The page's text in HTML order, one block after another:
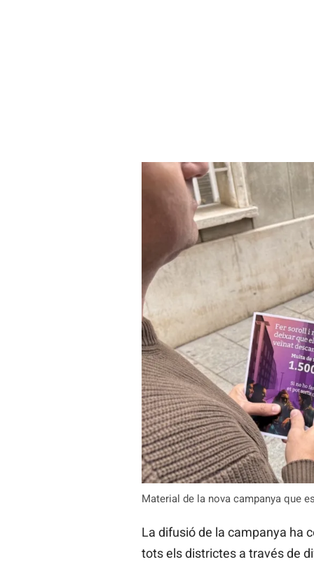
Material de la nova campanya que
La difusió de la campanya ha
tots els districtes a través de